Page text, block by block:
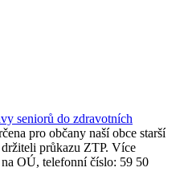
seniorů do zdravotních
pro občany naší obce starší
průkazu ZTP. Více
OÚ, telefonní číslo: 59 50